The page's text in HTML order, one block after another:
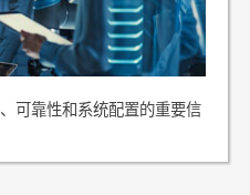
可靠性和系统配置的重要信